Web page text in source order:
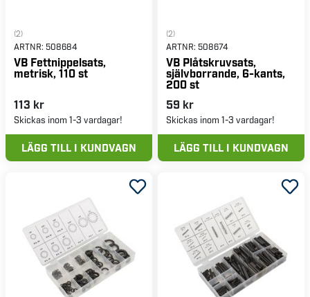
(2)
ARTNR: 508684
VB Fettnippelsats,
metrisk, 110 st
113 kr
Skickas inom 1-3 vardagar!
LÄGG TILL I KUNDVAGN
(2)
ARTNR: 508674
VB Plåtskruvsats,
självborrande, 6-kants,
200 st
59 kr
Skickas inom 1-3 vardagar!
LÄGG TILL I KUNDVAGN